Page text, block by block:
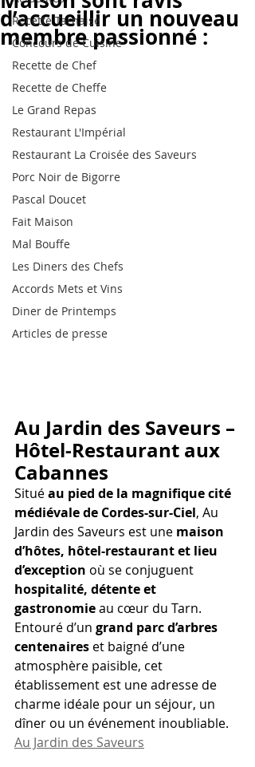
Recette Tarnaise
Concours de Cuisine
Recette de Chef
Recette de Cheffe
Le Grand Repas
Restaurant L'Impérial
Restaurant La Croisée des Saveurs
Porc Noir de Bigorre
Pascal Doucet
Fait Maison
Mal Bouffe
Les Diners des Chefs
Accords Mets et Vins
Diner de Printemps
Articles de presse
d’accueillir un nouveau
membre passionné :
Au Jardin des Saveurs –
Hôtel-Restaurant aux
Cabannes
Situé au pied de la magnifique cité
médiévale de Cordes-sur-Ciel, Au
Jardin des Saveurs est une maison
d’hôtes, hôtel-restaurant et lieu
d’exception où se conjuguent
hospitalité, détente et
gastronomie au cœur du Tarn.
Entouré d’un grand parc d’arbres
centenaires et baigné d’une
atmosphère paisible, cet
établissement est une adresse de
charme idéale pour un séjour, un
dîner ou un événement inoubliable.
Au Jardin des Saveurs